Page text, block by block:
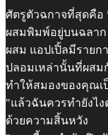
ศัตรูตัวฉกาจที่สุดคือ
ผสมพิมพ์อยู่บนฉลาก
ผสม แอปเปิ้ลมีรายก
ปลอมเหล่านั้นที่ผสม
ทำให้สมองของคุณเ
"แล้วฉันควรทำยังไง
ด้วยความสิ้นหวัง